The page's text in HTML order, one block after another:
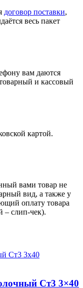
договор поставки,
весь пакет
вам даются
и кассовый
картой.
вами товар не
вид, а также у
оплату товара
– слип-чек).
Ст3 3×40